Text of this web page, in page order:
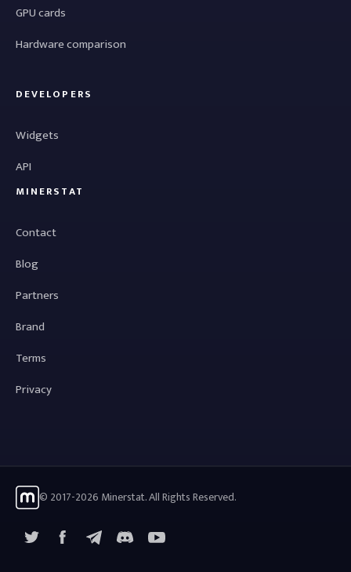
GPU cards
Hardware comparison
DEVELOPERS
Widgets
API
MINERSTAT
Contact
Blog
Partners
Brand
Terms
Privacy
© 2017-2026 Minerstat. All Rights Reserved.
FacebookTelegramYouTube